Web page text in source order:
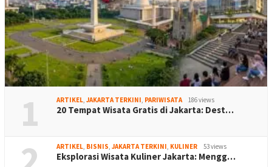
1 ARTIKEL, JAKARTA TERKINI, PARIWISATA 186 views
20 Tempat Wisata Gratis di Jakarta: Dest…
ARTIKEL, BISNIS, JAKARTA TERKINI, KULINER 53 views
Eksplorasi Wisata Kuliner Jakarta: Mengg…